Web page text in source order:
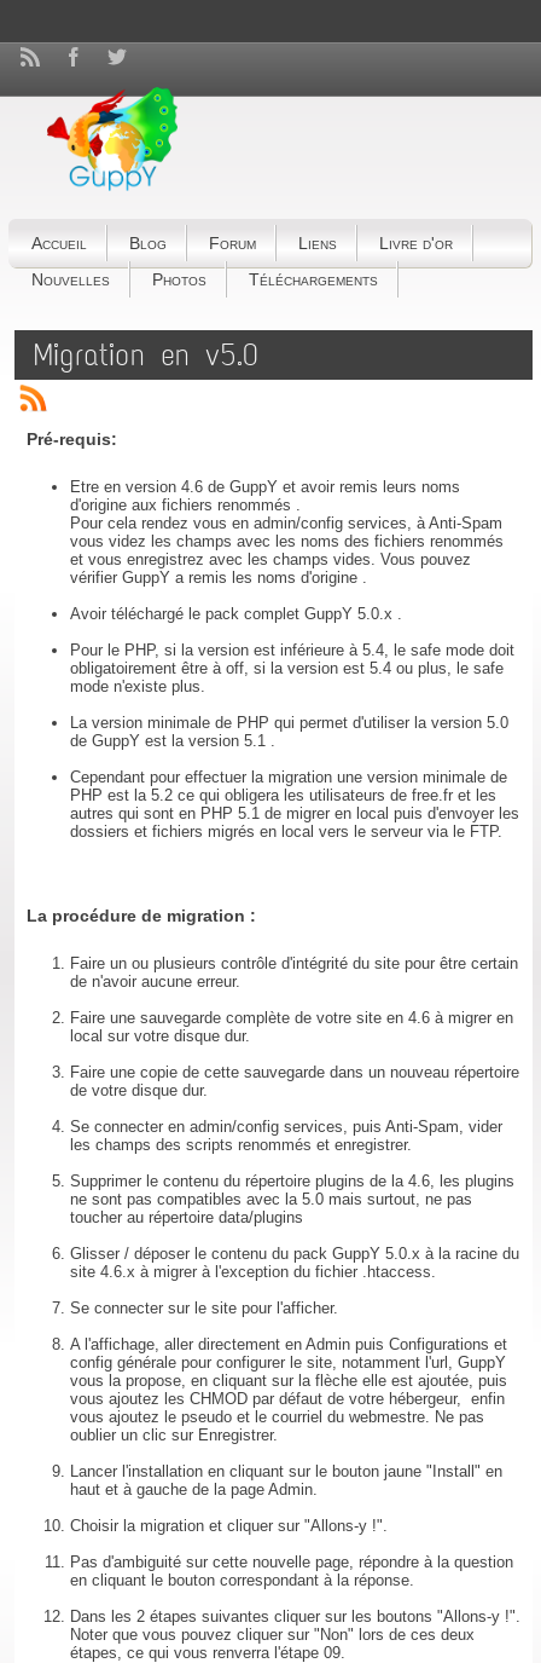
Accueil Blog Forum Liens
Livre d'or
Nouvelles
Photos Téléchargements
Migration en v5.0
Pré-requis:
Etre en version 4.6 de GuppY et avoir remis leurs noms
d'origine aux fichiers renommés .
Pour cela rendez vous en admin/config services, à Anti-Spam
vous videz les champs avec les noms des fichiers renommés
et vous enregistrez avec les champs vides. Vous pouvez
vérifier GuppY a remis les noms d'origine .
Avoir téléchargé le pack complet GuppY 5.0.x .
Pour le PHP, si la version est inférieure à 5.4, le safe mode doit
obligatoirement être à off, si la version est 5.4 ou plus, le safe
mode n'existe plus.
La version minimale de PHP qui permet d'utiliser la version 5.0
de GuppY est la version 5.1 .
Cependant pour effectuer la migration une version minimale de
PHP est la 5.2 ce qui obligera les utilisateurs de free.fr et les
autres qui sont en PHP 5.1 de migrer en local puis d'envoyer les
dossiers et fichiers migrés en local vers le serveur via le FTP.
La procédure de migration :
Faire un ou plusieurs contrôle d'intégrité du site pour être certain
de n'avoir aucune erreur.
Faire une sauvegarde complète de votre site en 4.6 à migrer en
local sur votre disque dur.
Faire une copie de cette sauvegarde dans un nouveau répertoire
de votre disque dur.
Se connecter en admin/config services, puis Anti-Spam, vider
les champs des scripts renommés et enregistrer.
Supprimer le contenu du répertoire plugins de la 4.6, les plugins
ne sont pas compatibles avec la 5.0 mais surtout, ne pas
toucher au répertoire data/plugins
Glisser / déposer le contenu du pack GuppY 5.0.x à la racine du
site 4.6.x à migrer à l'exception du fichier .htaccess.
Se connecter sur le site pour l'afficher.
A l'affichage, aller directement en Admin puis Configurations et
config générale pour configurer le site, notamment l'url, GuppY
vous la propose, en cliquant sur la flèche elle est ajoutée, puis
vous ajoutez les CHMOD par défaut de votre hébergeur, enfin
vous ajoutez le pseudo et le courriel du webmestre. Ne pas
oublier un clic sur Enregistrer.
Lancer l'installation en cliquant sur le bouton jaune "Install" en
haut et à gauche de la page Admin.
Choisir la migration et cliquer sur "Allons-y !".
Pas d'ambiguité sur cette nouvelle page, répondre à la question
en cliquant le bouton correspondant à la réponse.
Dans les 2 étapes suivantes cliquer sur les boutons "Allons-y !".
Noter que vous pouvez cliquer sur "Non" lors de ces deux
étapes, ce qui vous renverra l'étape 09.